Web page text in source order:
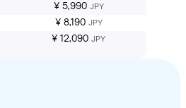
¥ 5,990 JPY
¥ 8,190 JPY
¥ 12,090 JPY